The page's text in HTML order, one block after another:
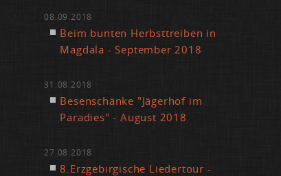
08.09.2018
Beim bun­ten Herbst­trei­ben in
Mag­da­la - Sep­tem­ber 2018
31.08.2018
Be­sen­schän­ke "Jä­ger­hof im
Pa­ra­dies" - Au­gust 2018
27.08.2018
8.​Erz​gebi​rgis​che Lie­der­tour -